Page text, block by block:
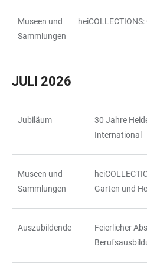
Museen und
Sammlungen
JULI 2026
Jubiläum
30 Jahre
International
Museen und
Sammlungen
Garten und
Auszubildende
Feierlicher